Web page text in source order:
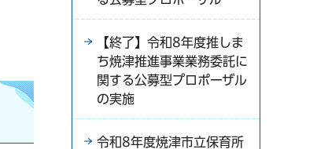
【終了】令和8年度推しま
ち焼津推進事業業務委託に
関する公募型プロポーザル
の実施
令和8年度焼津市立保育所